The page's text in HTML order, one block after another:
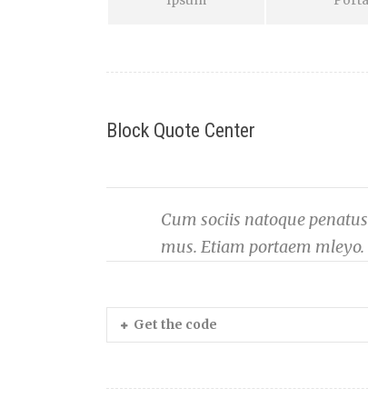
Block Quote Center
Cum sociis natoque
mus. Etiam portaem mleyo.
Get the code